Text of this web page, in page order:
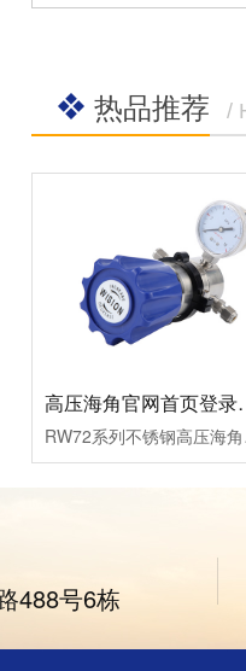
热品推荐 /
高压海
RW72系列不
488号6栋